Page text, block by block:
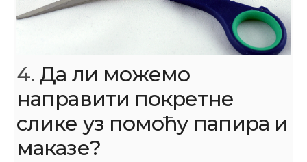
4. Да ли можемо
направити покретне
слике уз помоћу папира и
маказе?